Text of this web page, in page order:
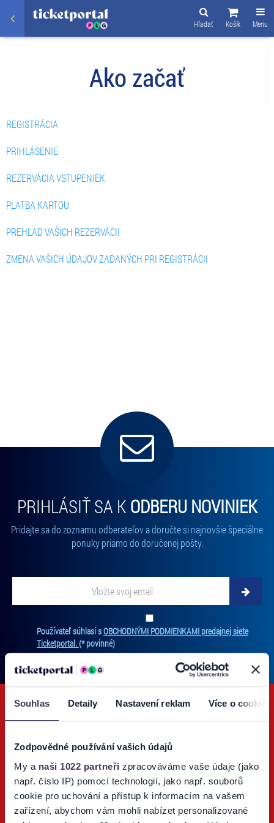
Souhlas Detaily Nastavení reklam Více o cookies
Zodpovědné používání vašich údajů
My a naši 1022 partneři zpracováváme vaše údaje (jako
např. číslo IP) pomocí technologií, jako např. souborů
cookie pro uchování a přístup k informacím na vašem
zařízení, abychom vám mohli nabízet personalizované
Menu
Košík
Hľadať
Ako začať
REGISTRÁCIA
PRIHLÁSENIE
REZERVÁCIA VSTUPENIEK
PLATBA KARTOU
PREHĽAD VAŠICH REZERVÁCII
ZMENA VAŠICH ÚDAJOV ZADANÝCH PRI REGISTRÁCII
PRIHLÁSIŤ SA K ODBERU NOVINIEK
Pridajte sa do zoznamu odberateľov a doručte si najnovšie špeciálne
ponuky priamo do doručenej pošty.
mailovú
adresu,
na
vám
budeme
novinky.
adresa
nebude
zdieľaná
s
Používateľ súhlasí sOBCHODNÝMI PODMIENKAMI predajnej siete
Ticketportal. (* povinné)
je
Ticketportal TV
Sledujte náš Youtube kanál o podujatiach a športe.